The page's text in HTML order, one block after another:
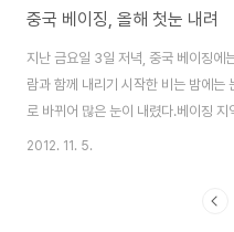
중국 베이징, 올해 첫눈 내려
지난 금요일 3일 저녁, 중국 베이징에
람과 함께 내리기 시작한 비는 밤에는
로 바뀌어 많은 눈이 내렸다.베이징
따르면 이날 서쪽의 강한 냉공기가 동
눈이 내렸다. 그리고 이번 겨울에 첫
2012. 11. 5.